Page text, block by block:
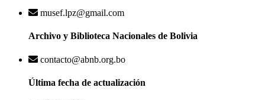
musef.lpz@gmail.com
Archivo y Biblioteca Nacionales de Bolivia
contacto@abnb.org.bo
Última fecha de actualización